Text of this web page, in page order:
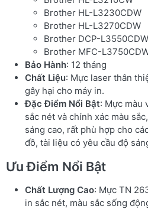
Brother HL-L3230CDW
Brother HL-L3270CDW
Brother DCP-L3550CDW
Brother MFC-
Bảo Hành: 12 tháng
Chất Liệu: Mực laser thân
gây hại cho máy in.
Đặc Điểm Nổi Bật: Mực màu
sắc nét và chính xác màu
sáng cao, rất phù hợp cho
đồ, tài liệu có yêu cầu độ
Ưu Điểm Nổi Bật
Chất Lượng Cao: Mực TN
in sắc nét, màu sắc sống